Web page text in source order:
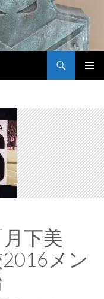
下美
メン